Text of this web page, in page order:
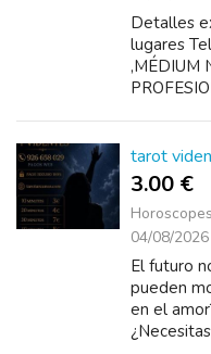
Detalles
lugares
,MÉDIUM
tarot
3.00 €
04/08/2026
El futuro
pueden
en el